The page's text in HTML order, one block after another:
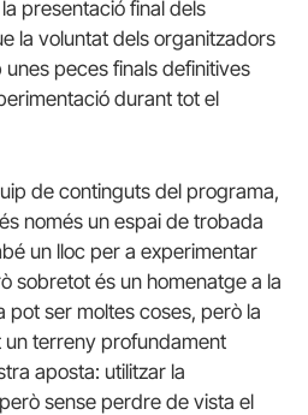
presentació final dels
la voluntat dels organitzadors
peces finals definitives
durant tot el
de continguts del programa,
només un espai de trobada
un lloc per a experimentar
sobretot és un homenatge a la
pot ser moltes coses, però la
terreny profundament
aposta: utilitzar la
sense perdre de vista el